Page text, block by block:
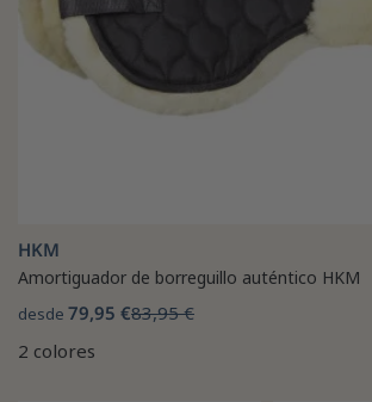
HKM
Amortiguador de borreguillo auténtico HKM
desde 79,95 €83,95 €
2 colores